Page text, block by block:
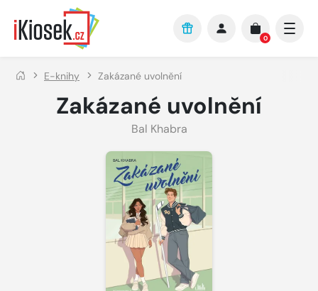
Přejít na hlavní obsah
0
E-knihy Zakázané uvolnění
Zakázané uvolnění
Bal Khabra